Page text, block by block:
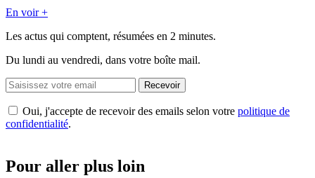
En voir +
Les actus qui comptent, résumées en 2 minutes.
Du lundi au vendredi, dans votre boîte mail.
Recevoir
Oui, j'accepte de recevoir des emails selon votre politique de
confidentialité.
Pour aller plus loin